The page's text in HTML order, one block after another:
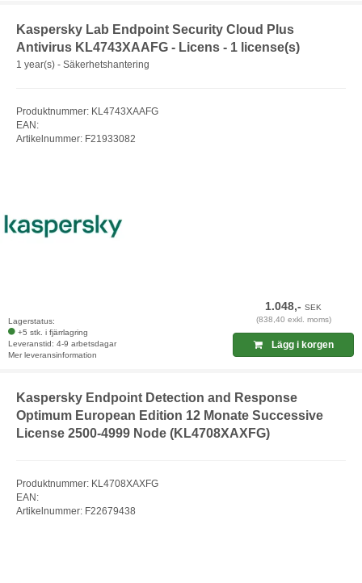
Kaspersky Lab Endpoint Security Cloud Plus
Antivirus KL4743XAAFG - Licens - 1 license(s)
1 year(s) - Säkerhetshantering
Produktnummer: KL4743XAAFG
EAN:
Artikelnummer: F21933082
Lagerstatus:
+5 stk. i fjärrlagring
Leveranstid: 4-9 arbetsdagar
Mer leveransinformation
1.048,-SEK
(838,40 exkl. moms)
Lägg i korgen
Kaspersky Endpoint Detection and Response
Optimum European Edition 12 Monate Successive
License 2500-4999 Node (KL4708XAXFG)
Produktnummer: KL4708XAXFG
EAN:
Artikelnummer: F22679438